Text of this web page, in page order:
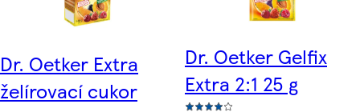
Dr. Oetker Extra
želírovací cukor
Dr. Oetker Gelfix
Extra 2:1 25 g